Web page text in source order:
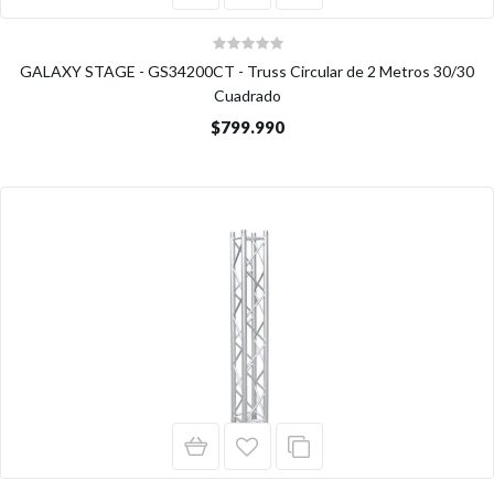
GALAXY STAGE - GS34200CT - Truss Circular de 2 Metros 30/30
Cuadrado
$799.990